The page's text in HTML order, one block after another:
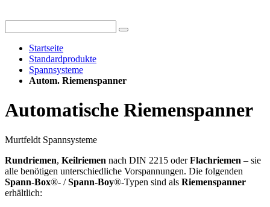
Startseite
Standardprodukte
Spannsysteme
Autom. Riemenspanner
Automatische Riemenspanner
Murtfeldt Spannsysteme
Rundriemen, Keilriemen nach DIN 2215 oderFlachriemen – sie
alle benötigen unterschiedliche Vorspannungen. Die folgenden
Spann-Box®- /Spann-Boy®-Typen sind als Riemenspanner
erhältlich: